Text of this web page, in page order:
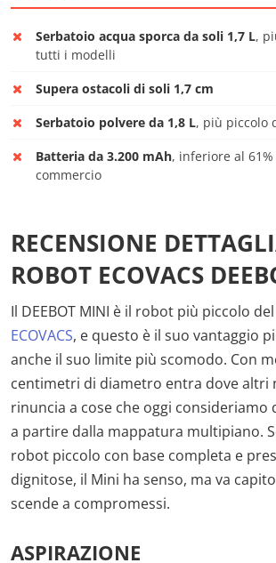
Serbatoio acqua sporca da soli 1,7 L,
tutti i modelli
Supera ostacoli di soli 1,7 cm
Serbatoio polvere da 1,8 L, più piccolo
Batteria da 3.200 mAh, inferiore al
commercio
RECENSIONE
ROBOT ECOVACS
Il DEEBOT MINI è il robot più piccolo
ECOVACS, e questo è il suo vantaggio
anche il suo limite più scomodo. Con
centimetri di diametro entra dove altri
rinuncia a cose che oggi
a partire dalla mappatura multipiano.
robot piccolo con base completa e
dignitose, il Mini ha senso, ma va
scende a compromessi.
ASPIRAZIONE